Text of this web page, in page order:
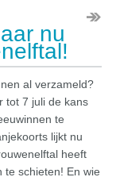
nu
al verzameld?
tot 7 juli de kans
te
lijkt nu
heeft
te schieten! En wie